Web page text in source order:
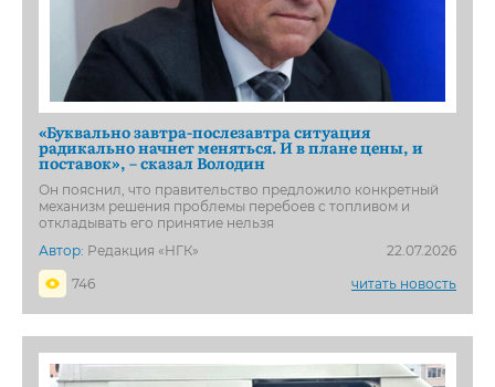
«Буквально завтра-послезавтра ситуация
радикально начнет меняться. И в плане цены, и
поставок», – сказал Володин
Он пояснил, что правительство предложило конкретный
механизм решения проблемы перебоев с топливом и
откладывать его принятие нельзя
Автор: Редакция «НГК»
22.07.2026
746
читать новость